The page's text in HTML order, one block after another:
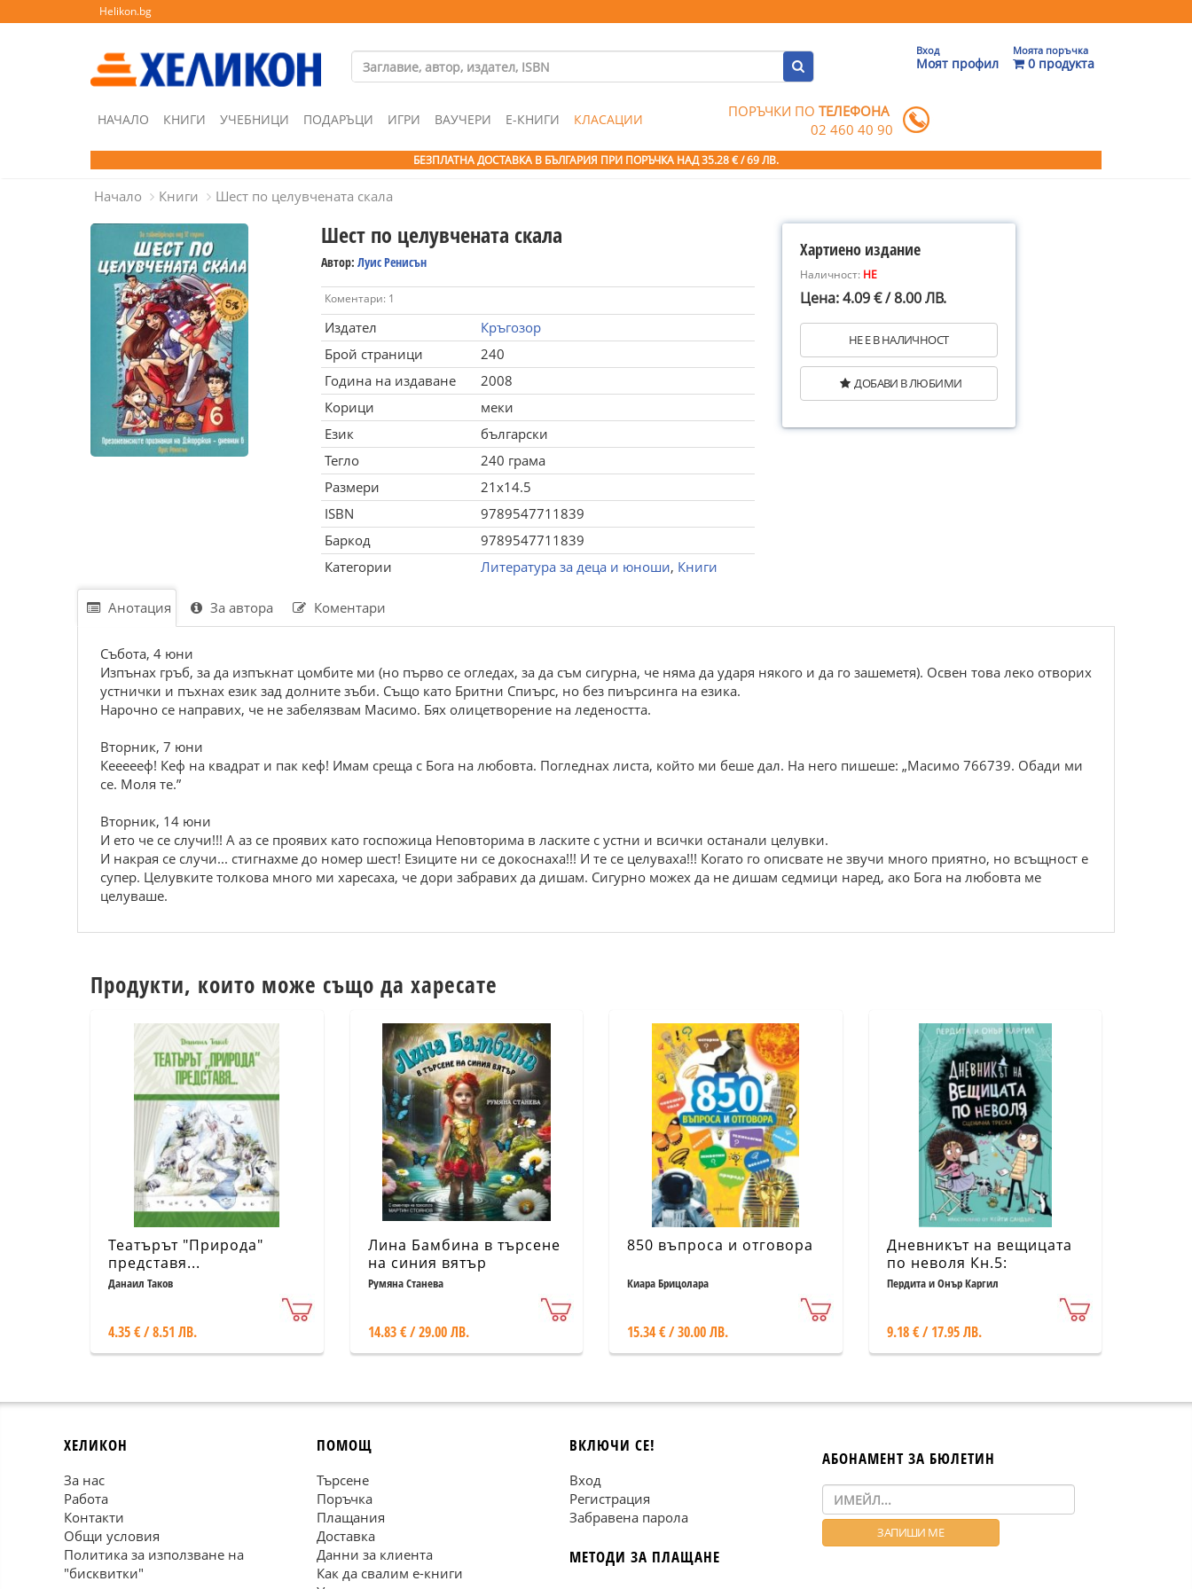
Helikon.bg
Вход
Моят профил
Моята поръчка
0 продукта
НАЧАЛО КНИГИ УЧЕБНИЦИ ПОДАРЪЦИ ИГРИ ВАУЧЕРИ Е-КНИГИ КЛАСАЦИИ ПОРЪЧКИ ПОТЕЛЕФОНА
02 460 40 90
БЕЗПЛАТНА ДОСТАВКА В БЪЛГАРИЯ ПРИ ПОРЪЧКА НАД 35.28 € / 69 ЛВ.
Начало Книги Шест по целувчената скала
Шест по целувчената скала
Автор: Луис Ренисън
Коментари: 1
Издател
Кръгозор
Брой страници
240
Година на издаване
2008
Корици
меки
Език
български
Тегло
240 грама
Размери
21x14.5
ISBN
9789547711839
Баркод
9789547711839
Категории
Литература за деца и юноши, Книги
Хартиено издание
Наличност: НЕ
Цена: 4.09 € / 8.00 ЛВ.
НЕ Е В НАЛИЧНОСТ
ДОБАВИ В ЛЮБИМИ
Анотация За автора Коментари
Събота, 4 юни
Изпънах гръб, за да изпъкнат цомбите ми (но първо се огледах, за да съм сигурна, че няма да ударя някого и да го зашеметя). Освен това леко отворих
устнички и пъхнах език зад долните зъби. Също като Бритни Спиърс, но без пиърсинга на езика.
Нарочно се направих, че не забелязвам Масимо. Бях олицетворение на ледеността.
Вторник, 7 юни
Кеееееф! Кеф на квадрат и пак кеф! Имам среща с Бога на любовта. Погледнах листа, който ми беше дал. На него пишеше: „Масимо 766739. Обади ми
се. Моля те.”
Вторник, 14 юни
И ето че се случи!!! А аз се проявих като госпожица Неповторима в ласките с устни и всички останали целувки.
И накрая се случи... стигнахме до номер шест! Eзиците ни се докоснаха!!! И те се целуваха!!! Когато го описвате не звучи много приятно, но всъщност е
супер. Целувките толкова много ми харесаха, че дори забравих да дишам. Сигурно можех да не дишам седмици наред, ако Бога на любовта ме
целуваше.
Продукти, които може също да харесате
Театърът "Природа"
представя...
Данаил Таков
4.35 € / 8.51 ЛВ.
Лина Бамбина в търсене
на синия вятър
Румяна Станева
14.83 € / 29.00 ЛВ.
850 въпроса и отговора
Киара Брицолара
15.34 € / 30.00 ЛВ.
Дневникът на вещицата
по неволя Кн.5:
Сценична треска
Пердита и Онър Каргил
9.18 € / 17.95 ЛВ.
ХЕЛИКОН
За нас
Работа
Контакти
Общи условия
Политика за използване на
"бисквитки"
ПОМОЩ
Търсене
Поръчка
Плащания
Доставка
Данни за клиента
Как да свалим е-книги
ВКЛЮЧИ СЕ!
Вход
Регистрация
Забравена парола
МЕТОДИ ЗА ПЛАЩАНЕ
АБОНАМЕНТ ЗА БЮЛЕТИН